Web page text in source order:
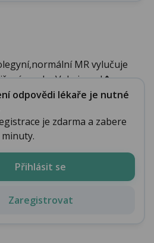
MR vylučuje
mozku.Velmi rozd�...
odpovědi lékaře je nutné
je zdarma a zabere
Přihlásit se
Zaregistrovat